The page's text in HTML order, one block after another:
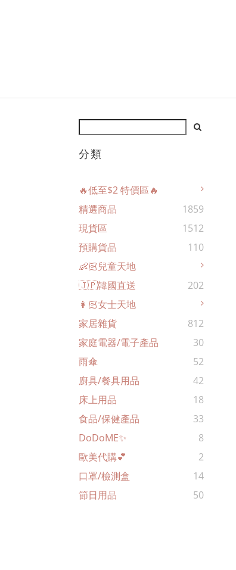
分類
🔥低至$2 特價區🔥
精選商品
1859
現貨區
1512
預購貨品
110
👶🏻兒童天地
🇯🇵韓國直送
202
👩🏻女士天地
家居雜貨
812
家庭電器/電子產品
30
雨傘
52
廚具/餐具用品
42
床上用品
18
食品/保健產品
33
DoDoME✨
8
歐美代購💕
2
口罩/檢測盒
14
節日用品
50